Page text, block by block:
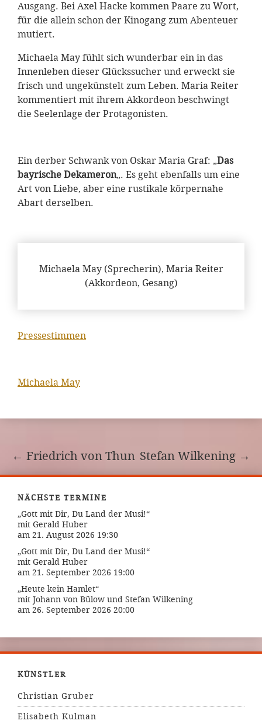
Ausgang. Bei Axel Hacke kommen Paare zu Wort,
für die allein schon der Kinogang zum Abenteuer
mutiert.
Michaela May fühlt sich wunderbar ein in das
Innenleben dieser Glückssucher und erweckt sie
frisch und ungekünstelt zum Leben. Maria Reiter
kommentiert mit ihrem Akkordeon beschwingt
die Seelenlage der Protagonisten.
Ein derber Schwank von Oskar Maria Graf: „Das
bayrische Dekameron„. Es geht ebenfalls um eine
Art von Liebe, aber eine rustikale körpernahe
Abart derselben.
Michaela May (Sprecherin), Maria Reiter
(Akkordeon, Gesang)
Pressestimmen
Michaela May
← Friedrich von Thun Stefan Wilkening →
NÄCHSTE TERMINE
„Gott mit Dir, Du Land der Musi!“
mit Gerald Huber
am 21. August 2026 19:30
„Gott mit Dir, Du Land der Musi!“
mit Gerald Huber
am 21. September 2026 19:00
„Heute kein Hamlet“
mit Johann von Bülow und Stefan Wilkening
am 26. September 2026 20:00
KÜNSTLER
Christian Gruber
Elisabeth Kulman